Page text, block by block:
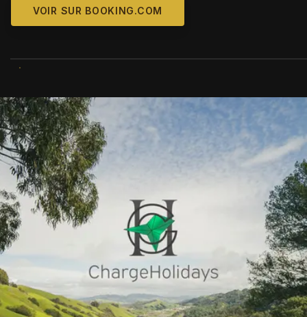
VOIR SUR BOOKING.COM